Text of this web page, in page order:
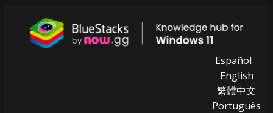
content
Español
English
繁體中文
Português